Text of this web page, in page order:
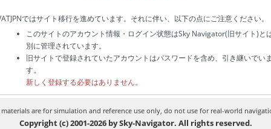
ではサイト移行を進めています。それに伴い、以下の点にご注意ください。
このサイトのアカウント情報・ログイン状態はSky Navigator(旧サイト)と
別に管理されています。
旧サイトで登録されていたアカウントはパスワードを含め、引き継いでいま
す。
新しく登録する必要はありません。
are for simulation and reference use only, do not use for real-world
Copyright (c) 2001-2026 by Sky-Navigator. All rights reserved.